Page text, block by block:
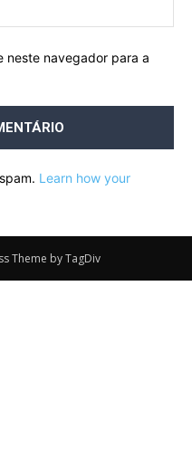
neste navegador para a
Learn how your
Theme by TagDiv